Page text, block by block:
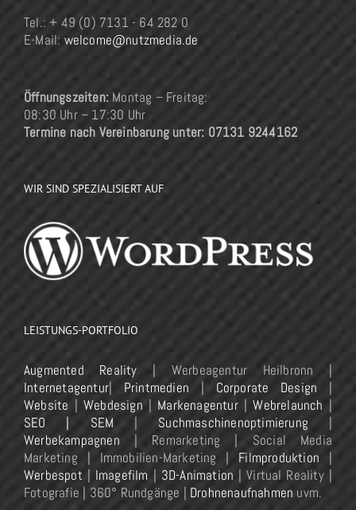
Tel.: + 49 (0) 7131 - 64 282 0
E-Mail: welcome@nutzmedia.de
Öffnungszeiten: Montag – Freitag:
08:30 Uhr – 17:30 Uhr
Termine nach Vereinbarung unter: 07131 9244162
WIR SIND SPEZIALISIERT AUF
LEISTUNGS-PORTFOLIO
Augmented Reality | Werbeagentur Heilbronn |
Internetagentur| Printmedien | Corporate Design |
Website | Webdesign | Markenagentur|Webrelaunch |
SEO | SEM | Suchmaschinenoptimierung |
Werbekampagnen | Remarketing | Social Media
Marketing | Immobilien-Marketing | Filmproduktion |
Werbespot | Imagefilm | 3D-Animation | Virtual Reality |
Fotografie | 360° Rundgänge | Drohnenaufnahmen uvm.